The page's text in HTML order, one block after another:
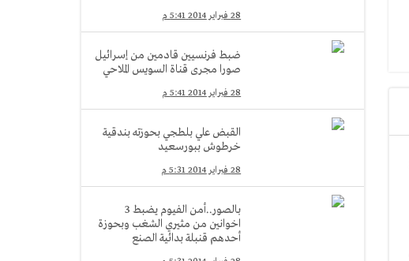
28 فبراير 2014 5:41 م
ضبط فرنسيين قادمين من إسرائيل
صورا مجرى قناة السويس الملاحي
28 فبراير 2014 5:41 م
القبض علي بلطجي بحوزته بندقية
خرطوش ببورسعيد
28 فبراير 2014 5:31 م
بالصور..أمن الفيوم يضبط 3
اخوانين من مثيري الشغب وبحوزة
أحدهم قنبلة بدائية الصنع